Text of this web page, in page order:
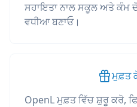
ਸਹਾਇਤਾ ਨਾਲ ਸਕੂਲ ਅਤੇ ਕੰਮ
ਵਧੀਆ ਬਣਾਓ।
ਮੁਫ਼ਤ
OpenL ਮੁਫ਼ਤ ਵਿੱਚ ਸ਼ੁਰੂ ਕਰੋ,